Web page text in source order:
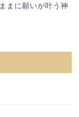
まに願いが叶う神